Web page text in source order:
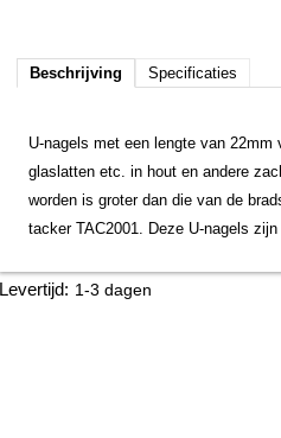
Beschrijving Specificaties
U-nagels met een lengte van
glaslatten etc. in hout en andere
worden is groter dan die van de
tacker TAC2001. Deze U-nagels
Levertijd: 1-3 dagen